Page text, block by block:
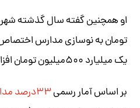
تومان به نوسازی مدارس
یک میلیارد ۵۰۰میلیون تومان افزایش یافته است.
بر اساس آمار رسمی